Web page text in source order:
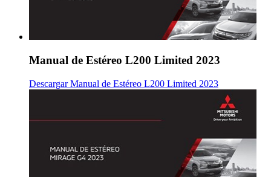
Manual de Estéreo L200 Limited 2023
Descargar Manual de Estéreo L200 Limited 2023